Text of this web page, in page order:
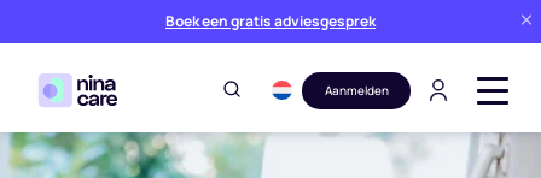
Boek een gratis adviesgesprek
Aanmelden